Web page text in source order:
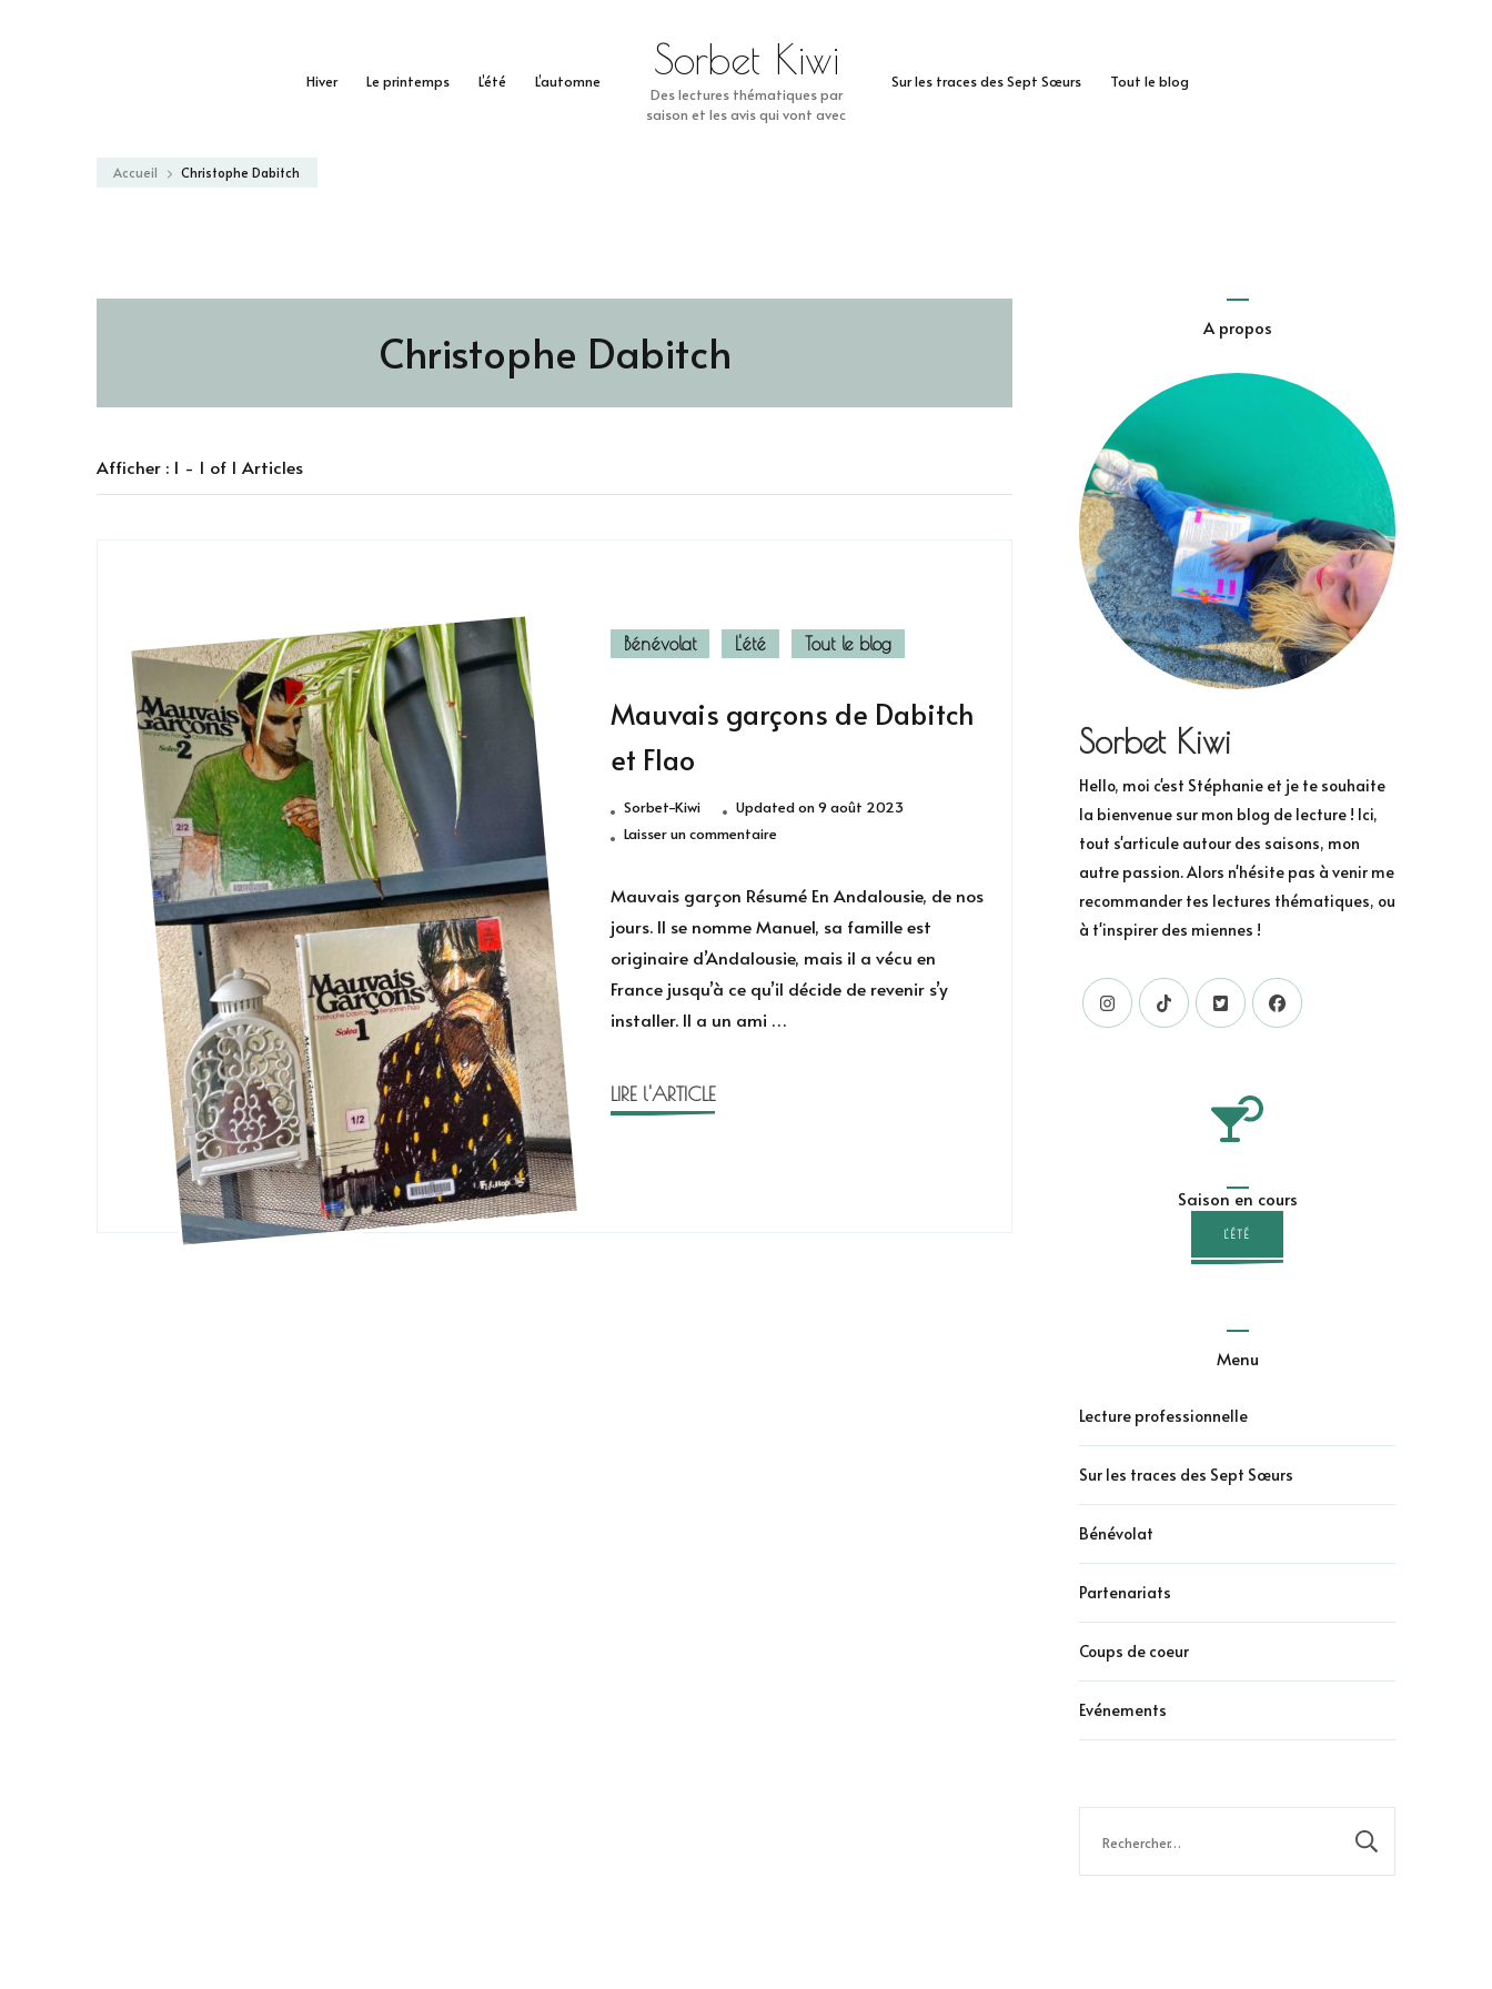
Hiver Le printemps L’été L’automne Sur les traces des Sept Sœurs Tout le blog
Sorbet Kiwi
Des lectures thématiques par
saison et les avis qui vont avec
Accueil Christophe Dabitch
Christophe Dabitch
Afficher : 1 - 1 of 1 Articles
Bénévolat L'été Tout le blog
Mauvais garçons de Dabitch
et Flao
Sorbet-Kiwi Updated on9 août 2023
Laisser un commentairesur
garçons
Dabitch
et
Flao
Mauvais garçon Résumé En Andalousie, de nos
jours. Il se nomme Manuel, sa famille est
originaire d’Andalousie, mais il a vécu en
France jusqu’à ce qu’il décide de revenir s’y
installer. Il a un ami …
LIRE l'ARTICLE
A propos
Sorbet Kiwi
Hello, moi c'est Stéphanie et je te souhaite
la bienvenue sur mon blog de lecture ! Ici,
tout s'articule autour des saisons, mon
autre passion. Alors n'hésite pas à venir me
recommander tes lectures thématiques, ou
à t'inspirer des miennes !
Saison en cours
L'ÉTÉ
Menu
Lecture professionnelle
Sur les traces des Sept Sœurs
Bénévolat
Partenariats
Coups de coeur
Evénements